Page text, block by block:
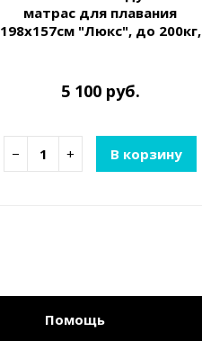
матрас для плавания
198х157см "Люкс", до 200кг,
5 100 руб.
− + В корзину
Помощь